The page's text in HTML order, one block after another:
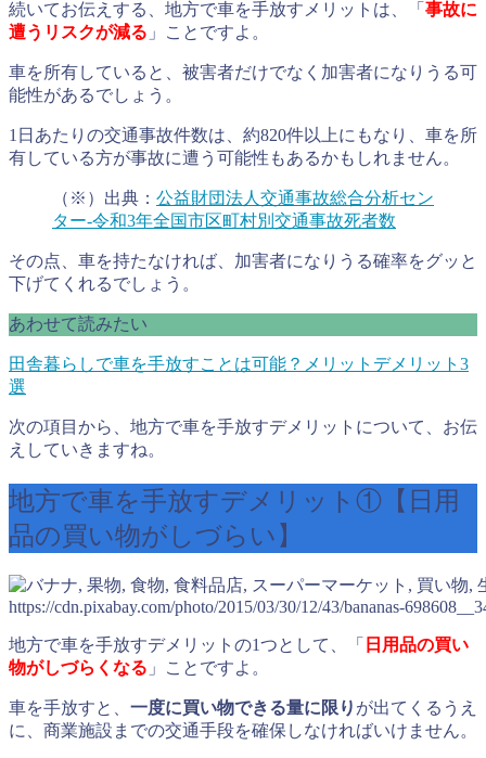
続いてお伝えする、地方で車を手放すメリットは、「 事故に
遭うリスクが減る 」ことですよ。
車を所有していると、被害者だけでなく加害者になりうる可
能性があるでしょう。
1日あたりの交通事故件数は、約820件以上にもなり、車を所
有している方が事故に遭う可能性もあるかもしれません。
（※）出典： 公益財団法人交通事故総合分析セン
ター-令和3年全国市区町村別交通事故死者数
その点、車を持たなければ、加害者になりうる確率をグッと
下げてくれるでしょう。
あわせて読みたい
田舎暮らしで車を手放すことは可能？メリットデメリット3
選
次の項目から、地方で車を手放すデメリットについて、お伝
えしていきますね。
地方で車を手放すデメリット①【日用
品の買い物がしづらい】
https://cdn.pixabay.com/photo/2015/03/30/12/43/bananas-
地方で車を手放すデメリットの1つとして、「 日用品の買い
物がしづらくなる 」ことですよ。
車を手放すと、 一度に買い物できる量に限り が出てくるうえ
に、商業施設までの交通手段を確保しなければいけません。